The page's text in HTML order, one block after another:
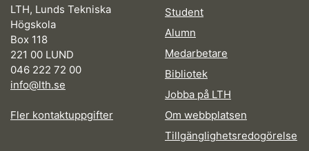
LTH, Lunds Tekniska
Högskola
Box 118
221 00 LUND
046 222 72 00
info@lth.se
Fler kontaktuppgifter
Student
Alumn
Medarbetare
Bibliotek
Jobba på LTH
Om webbplatsen
Tillgänglighetsredogörelse